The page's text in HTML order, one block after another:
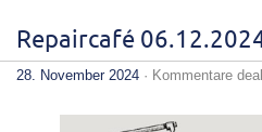
Repaircafé
28. November 2024 · Kommentare